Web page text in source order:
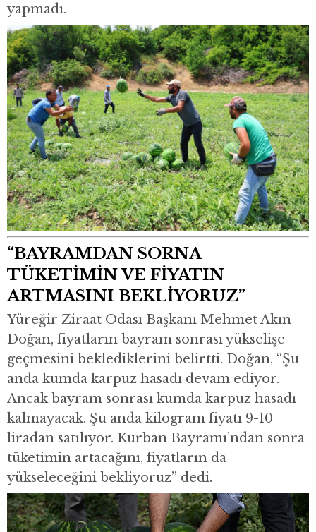
yapmadı.
“BAYRAMDAN SORNA
TÜKETİMİN VE FİYATIN
ARTMASINI BEKLİYORUZ”
Yüreğir Ziraat Odası Başkanı Mehmet Akın
Doğan, fiyatların bayram sonrası yükselişe
geçmesini beklediklerini belirtti. Doğan, “Şu
anda kumda karpuz hasadı devam ediyor.
Ancak bayram sonrası kumda karpuz hasadı
kalmayacak. Şu anda kilogram fiyatı 9-10
liradan satılıyor. Kurban Bayramı’ndan sonra
tüketimin artacağını, fiyatların da
yükseleceğini bekliyoruz” dedi.